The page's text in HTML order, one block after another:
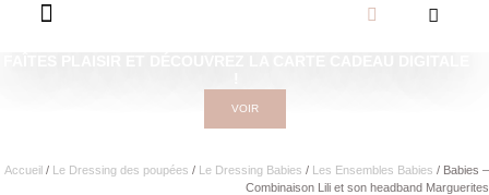
VOIR
Accueil / Le Dressing des poupées / Le Dressing Babies / Les Ensembles Babies / Babies –
Combinaison Lili et son headband Marguerites